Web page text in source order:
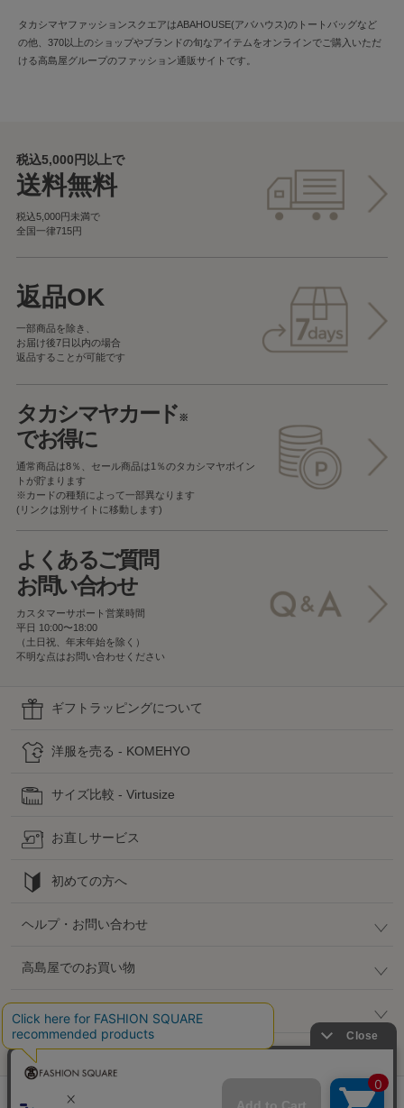
タカシマヤファッションスクエアはABAHOUSE(アバハウス)のトートバッグなど
の他、370以上のショップやブランドの旬なアイテムをオンラインでご購入いただ
ける高島屋グループのファッション通販サイトです。
税込5,000円以上で
送料無料
税込5,000円未満で
全国一律715円
返品OK
一部商品を除き、
お届け後7日以内の場合
返品することが可能です
タカシマヤカード※
でお得に
通常商品は8％、セール商品は1％のタカシマヤポイン
トが貯まります
※カードの種類によって一部異なります
(リンクは別サイトに移動します)
よくあるご質問
お問い合わせ
カスタマーサポート営業時間
平日 10:00〜18:00
（土日祝、年末年始を除く）
不明な点はお問い合わせください
ギフトラッピングについて
洋服を売る - KOMEHYO
サイズ比較 - Virtusize
お直しサービス
初めての方へ
ヘルプ・お問い合わせ
高島屋でのお買い物
公式SNS
企業情報 / 規約 / 採用情報